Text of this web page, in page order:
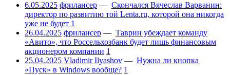
6.05.2025 фрилансер — Скончался Вячеслав Варванин:
директор по развитию той Lenta.ru, которой она никогда
уже не будет 1
26.04.2025 фрилансер — Таврин убеждает команду
«Авито», что Россельхозбанк будет лишь финансовым
акционером компании 1
25.04.2025 Vladimir Ilyashov — Нужна ли кнопка
«Пуск» в Windows вообще? 1